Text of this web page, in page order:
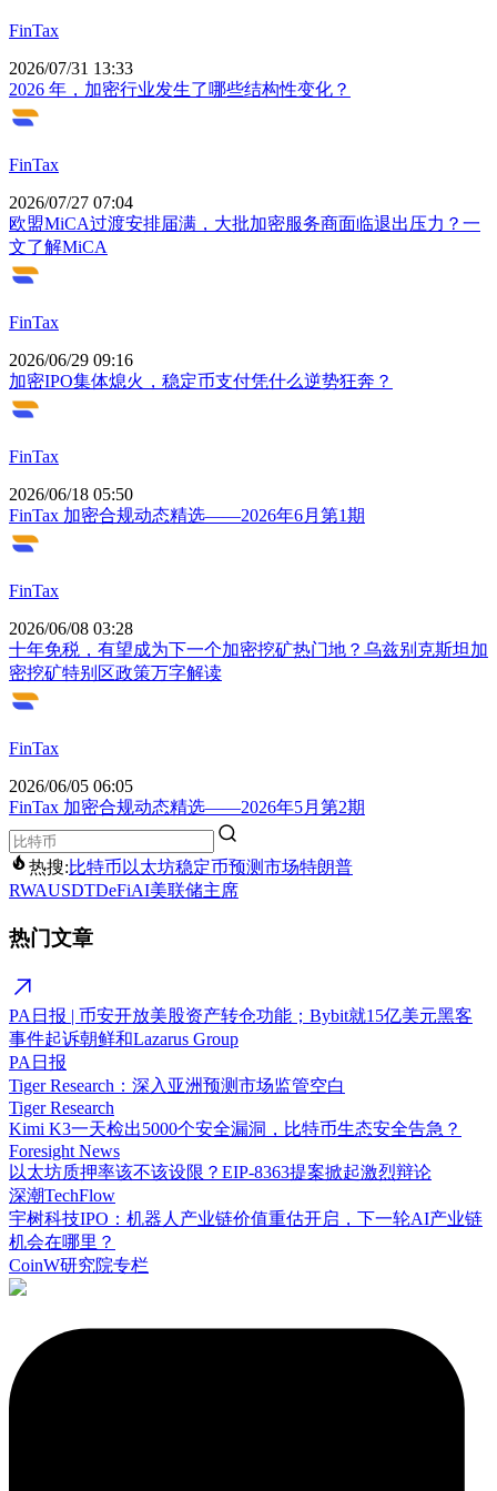
FinTax
2026/07/31 13:33
2026 年，加密行业发生了哪些结构性变化？
FinTax
2026/07/27 07:04
欧盟MiCA过渡安排届满，大批加密服务商面临退出压力？一
文了解MiCA
FinTax
2026/06/29 09:16
加密IPO集体熄火，稳定币支付凭什么逆势狂奔？
FinTax
2026/06/18 05:50
FinTax 加密合规动态精选——2026年6月第1期
FinTax
2026/06/08 03:28
十年免税，有望成为下一个加密挖矿热门地？乌兹别克斯坦加
密挖矿特别区政策万字解读
FinTax
2026/06/05 06:05
FinTax 加密合规动态精选——2026年5月第2期
热搜:比特币以太坊稳定币预测市场特朗普
RWAUSDTDeFiAI美联储主席
热门文章
PA日报 | 币安开放美股资产转仓功能；Bybit就15亿美元黑客
事件起诉朝鲜和Lazarus Group
PA日报
Tiger Research：深入亚洲预测市场监管空白
Tiger Research
Kimi K3一天检出5000个安全漏洞，比特币生态安全告急？
Foresight News
以太坊质押率该不该设限？EIP-8363提案掀起激烈辩论
深潮TechFlow
宇树科技IPO：机器人产业链价值重估开启，下一轮AI产业链
机会在哪里？
CoinW研究院专栏